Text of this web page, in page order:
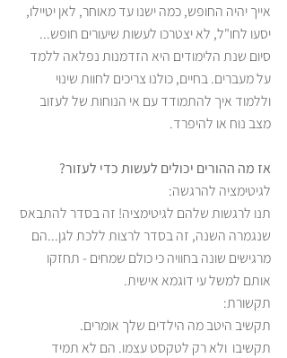
אייך יהיה החופש, כמה ישנו עד מאוחר, לאן יטיילו,
יסעו לחו"ל, לא יצטרכו לעשות שיעורים חופש...
סיום שנת הלימודים היא הזדמנות נפלאה ללמד
על מעברים. בחיים, כולנו צריכים לחוות שינוי
וללמוד איך להתמודד עם אי הנוחות של לעזוב
מצב נוח או להיפרד.
אז מה ההורים יכולים לעשות כדי לעזור?
לגיטימציה להרגשה:
תנו לרגשות שלהם לגיטימציה! זה בסדר להתבאס
שנגמרה השנה, זה בסדר לרצות ללכת לגן...הם
מרגישים שונה בחוויה כי כולם שמחים - תחזקו
אותם למשל עי דוגמא אישית.
תקשורת:
תקשיב היטב מה הילדים שלך אומרים.
תקשיבו  ולא רק לטקסט עצמו. הם לא תמיד